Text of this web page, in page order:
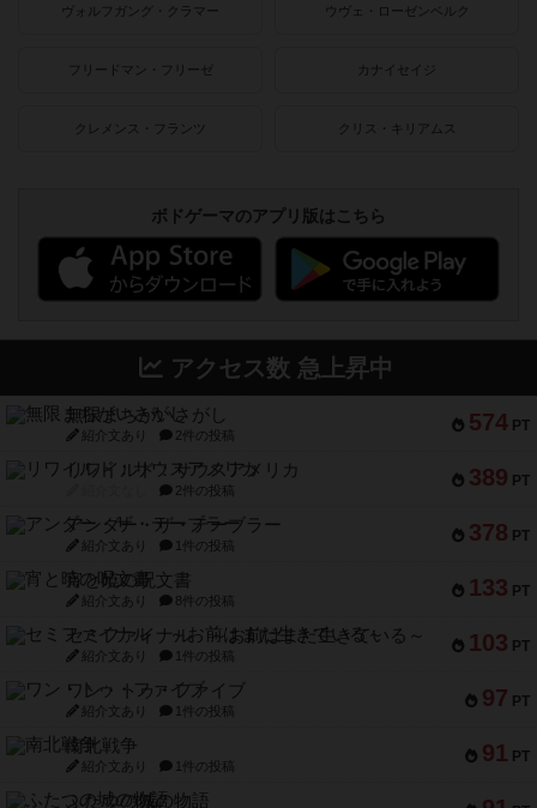
ヴォルフガング・クラマー ウヴェ・ローゼンベルク
フリードマン・フリーゼ カナイセイジ
クレメンス・フランツ クリス・キリアムス
ボドゲーマのアプリ版はこちら
アクセス数 急上昇中
574 PT
無限まちがいさがし
紹介文あり 2件の投稿
389 PT
リワイルド：サウスアメリカ
2件の投稿
378 PT
アンダー・ザ・テーブラー
紹介文あり 1件の投稿
133 PT
宵と暁の呪文書
紹介文あり 8件の投稿
103 PT
セミファイナル ～お前はまだ生きている～
紹介文あり 1件の投稿
97 PT
ワン・トゥ・ファイブ
紹介文あり 1件の投稿
91 PT
南北戦争
紹介文あり 1件の投稿
ふたつの城の物語